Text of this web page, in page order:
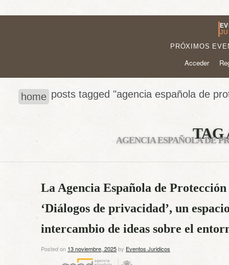
PRÓXIMOS
Acceder
home posts tagged "agencia española de
TAG
AGENCIA ESPAÑOLA DE
La Agencia Española de
‘Diálogos de privacidad’, un
intercambio de ideas sobre el
Posted on 13 noviembre, 2025by Eventos Juridicos